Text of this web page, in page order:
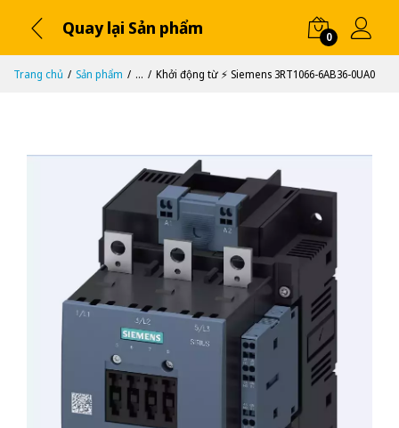
Quay lại Sản phẩm 0
Trang chủ Sản phẩm ... Khởi động từ ⚡️ Siemens 3RT1066-6AB36-0UA0